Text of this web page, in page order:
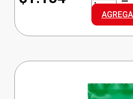
ARVEJAS
cantidad